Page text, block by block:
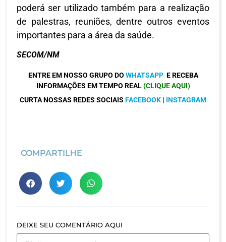
poderá ser utilizado também para a realização
de palestras, reuniões, dentre outros eventos
importantes para a área da saúde.
SECOM/NM
ENTRE EM NOSSO GRUPO DO WHATSAPP E RECEBA
INFORMAÇÕES EM TEMPO REAL(CLIQUE AQUI)
CURTA NOSSAS REDES SOCIAIS FACEBOOK | INSTAGRAM
COMPARTILHE
DEIXE SEU COMENTÁRIO AQUI